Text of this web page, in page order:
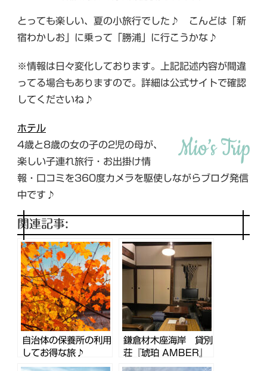
とっても楽しい、夏の小旅行でした♪ こんどは「新
宿わかしお」に乗って「勝浦」に行こうかな♪
※情報は日々変化しております。上記記述内容が間違
ってる場合もありますので。詳細は公式サイトで確認
してくださいね♪
ホテル
4歳と8歳の女の子の2児の母が、
楽しい子連れ旅行・お出掛け情
報・口コミを360度カメラを駆使しながらブログ発信
中です♪
関連記事:
自治体の保養所の利用
してお得な旅♪
鎌倉材木座海岸 貸別
荘『琥珀 AMBER』
正月旅♪